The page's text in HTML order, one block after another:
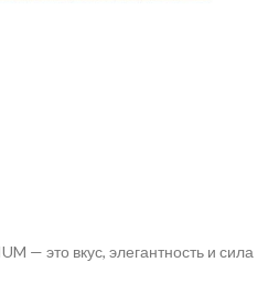
— это вкус, элегантность и сила